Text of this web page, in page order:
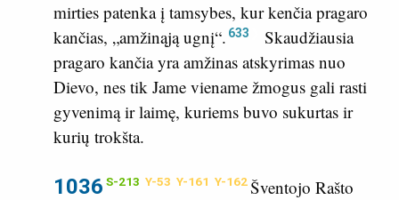
mirties patenka į tamsybes, kur kenčia pragaro
kančias, „amžinąją ugnį“. 633
Skaudžiausia
pragaro kančia yra amžinas atskyrimas nuo
Dievo, nes tik Jame viename žmogus gali rasti
gyvenimą ir laimę, kuriems buvo sukurtas ir
kurių trokšta.
1036 S-213 Y-53 Y-161 Y-162Šventojo Rašto